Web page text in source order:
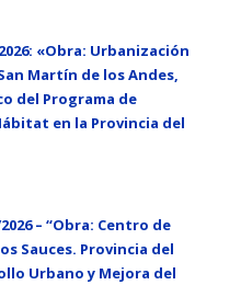
«Obra: Urbanización
Martín de los Andes,
del Programa de
en la Provincia del
– “Obra: Centro de
Sauces. Provincia del
Urbano y Mejora del